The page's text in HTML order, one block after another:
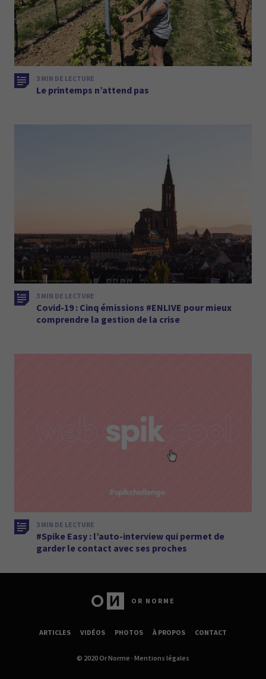
3 MIN DE LECTURE
Le printemps n’attend pas
3 MIN DE LECTURE
Covid-19 : Cinq émissions #ENLIVE pour mieux
comprendre la gestion de la crise
3 MIN DE LECTURE
#Spike Easy : l’auto-interview qui permet de
garder le contact avec ses proches
OR NORME
ARTICLES VIDÉOS PHOTOS À PROPOS CONTACT
© 2020 Or Norme · Mentions légales